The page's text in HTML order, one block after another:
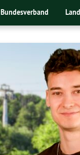
Bundesverband